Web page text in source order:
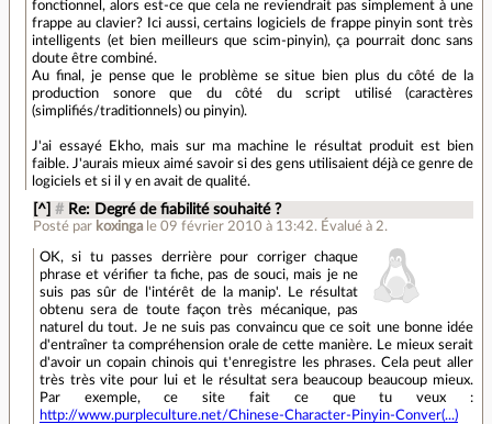
fonctionnel, alors est-ce que cela ne reviendrait pas simplement à une
frappe au clavier? Ici aussi, certains logiciels de frappe pinyin sont très
intelligents (et bien meilleurs que scim-pinyin), ça pourrait donc sans
doute être combiné.
Au final, je pense que le problème se situe bien plus du côté de la
production sonore que du côté du script utilisé (caractères
(simplifiés/traditionnels) ou pinyin).
J'ai essayé Ekho, mais sur ma machine le résultat produit est bien
faible. J'aurais mieux aimé savoir si des gens utilisaient déjà ce genre de
logiciels et si il y en avait de qualité.
[^] # Re: Degré de fiabilité souhaité ?
Posté par koxinga le 09 février 2010 à 13:42. Évalué à 2.
OK, si tu passes derrière pour corriger chaque
phrase et vérifier ta fiche, pas de souci, mais je ne
suis pas sûr de l'intérêt de la manip'. Le résultat
obtenu sera de toute façon très mécanique, pas
naturel du tout. Je ne suis pas convaincu que ce soit une bonne idée
d'entraîner ta compréhension orale de cette manière. Le mieux serait
d'avoir un copain chinois qui t'enregistre les phrases. Cela peut aller
très très vite pour lui et le résultat sera beaucoup beaucoup mieux.
Par exemple, ce site fait ce que tu veux :
http://www.purpleculture.net/Chinese-Character-Pinyin-Conver(...)